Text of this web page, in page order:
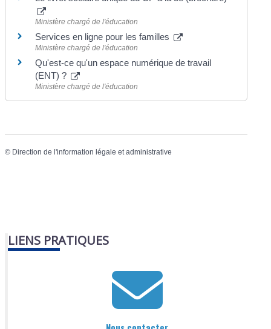
Ministère chargé de l'éducation
Services en ligne pour les familles
Ministère chargé de l'éducation
Qu'est-ce qu'un espace numérique de travail
(ENT) ?
Ministère chargé de l'éducation
© Direction de l'information légale et administrative
LIENS PRATIQUES